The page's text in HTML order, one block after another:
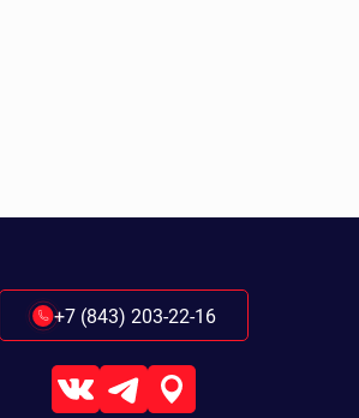
+7 (843) 203-22-16